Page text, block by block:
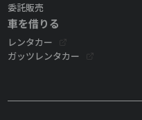
委託販売
車を借りる
レンタカー
ガッツレンタカー